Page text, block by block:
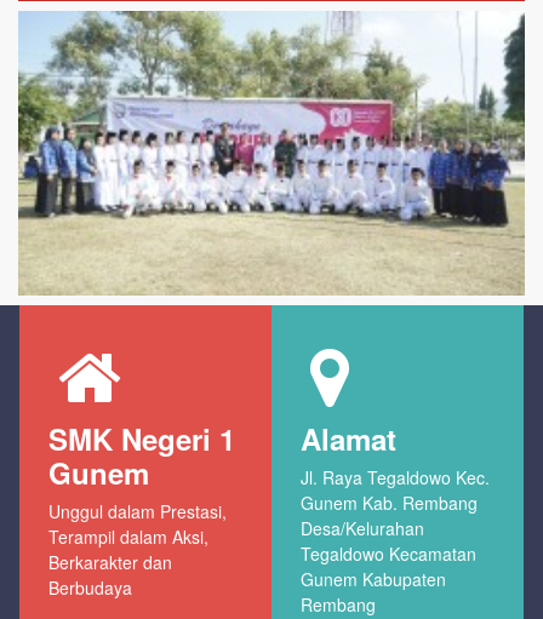
SMK Negeri 1
Gunem
Unggul dalam Prestasi,
Terampil dalam Aksi,
Berkarakter dan
Berbudaya
Alamat
Jl. Raya Tegaldowo Kec.
Gunem Kab. Rembang
Desa/Kelurahan
Tegaldowo Kecamatan
Gunem Kabupaten
Rembang